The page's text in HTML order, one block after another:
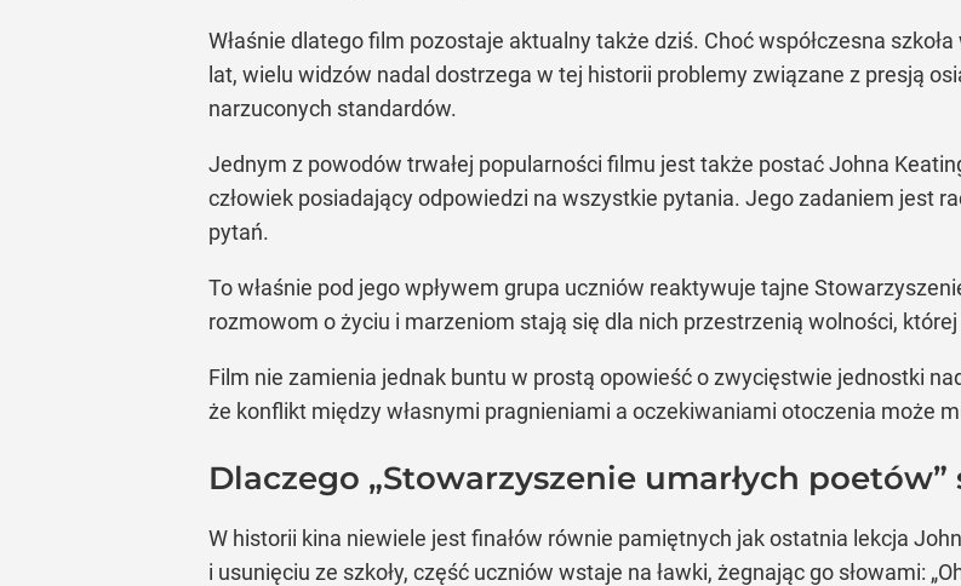
Właśnie dlatego film pozostaje aktualny także dziś. Choć współczesna
lat, wielu widzów nadal dostrzega w tej historii problemy związane z presją
narzuconych standardów.
Jednym z powodów trwałej popularności filmu jest także postać Johna
człowiek posiadający odpowiedzi na wszystkie pytania. Jego zadaniem jest
pytań.
To właśnie pod jego wpływem grupa uczniów reaktywuje tajne
rozmowom o życiu i marzeniom stają się dla nich przestrzenią wolności,
Film nie zamienia jednak buntu w prostą opowieść o zwycięstwie jednostki
że konflikt między własnymi pragnieniami a oczekiwaniami otoczenia może
Dlaczego „Stowarzyszenie umarłych poetów”
W historii kina niewiele jest finałów równie pamiętnych jak ostatnia lekcja
i usunięciu ze szkoły, część uczniów wstaje na ławki, żegnając go słowami: